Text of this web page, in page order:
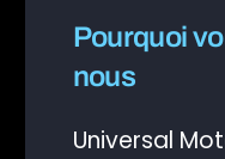
Pourquoi
nous
Universal